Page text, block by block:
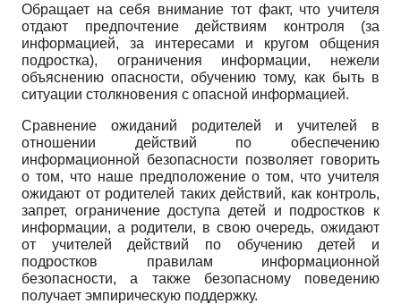
Обращает на себя внимание тот факт, что учителя
отдают предпочтение действиям контроля (за
информацией, за интересами и кругом общения
подростка), ограничения информации, нежели
объяснению опасности, обучению тому, как быть в
ситуации столкновения с опасной информацией.
Сравнение ожиданий родителей и учителей в
отношении действий по обеспечению
информационной безопасности позволяет говорить
о том, что наше предположение о том, что учителя
ожидают от родителей таких действий, как контроль,
запрет, ограничение доступа детей и подростков к
информации, а родители, в свою очередь, ожидают
от учителей действий по обучению детей и
подростков правилам информационной
безопасности, а также безопасному поведению
получает эмпирическую поддержку.